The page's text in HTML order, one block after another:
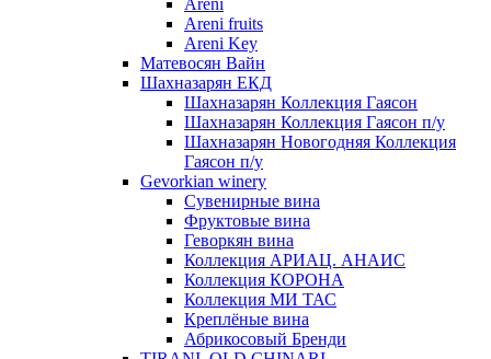
Areni
Areni fruits
Areni Key
Матевосян Вайн
Шахназарян ЕКД
Шахназарян Коллекция Гаясон
Шахназарян Коллекция Гаясон п/у
Шахназарян Новогодняя Коллекция
Гаясон п/у
Gevorkian winery
Сувенирные вина
Фруктовые вина
Геворкян вина
Коллекция АРИАЦ. АНАИС
Коллекция КОРОНА
Коллекция МИ ТАС
Креплёные вина
Абрикосовый Бренди